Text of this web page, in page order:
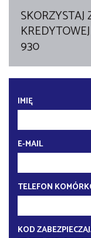
930
IMIĘ
E-MAIL
TELEFON
KOD